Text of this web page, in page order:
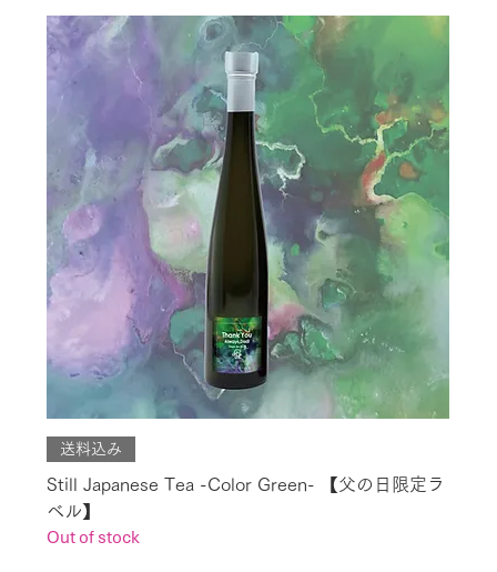
送料込み
Still Japanese Tea -Color Green- 【父の日限定ラ
ベル】
Out of stock